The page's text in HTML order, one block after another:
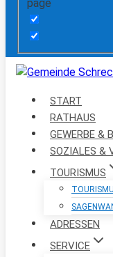
page
START
RATHAUS
GEWERBE &
SOZIALES &
TOURISMUS
ADRESSEN
SERVICE